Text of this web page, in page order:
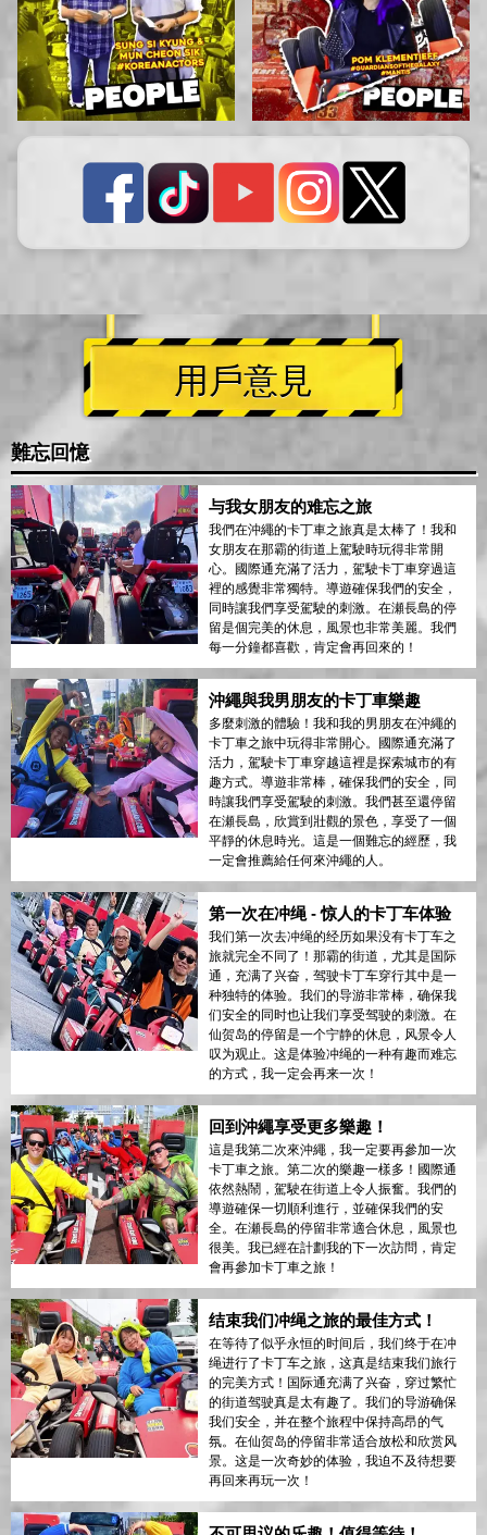
用戶意見
難忘回憶
与我女朋友的难忘之旅
我們在沖繩的卡丁車之旅真是太棒了！我和
女朋友在那霸的街道上駕駛時玩得非常開
心。國際通充滿了活力，駕駛卡丁車穿過這
裡的感覺非常獨特。導遊確保我們的安全，
同時讓我們享受駕駛的刺激。在瀬長島的停
留是個完美的休息，風景也非常美麗。我們
每一分鐘都喜歡，肯定會再回來的！
沖繩與我男朋友的卡丁車樂趣
多麼刺激的體驗！我和我的男朋友在沖繩的
卡丁車之旅中玩得非常開心。國際通充滿了
活力，駕駛卡丁車穿越這裡是探索城市的有
趣方式。導遊非常棒，確保我們的安全，同
時讓我們享受駕駛的刺激。我們甚至還停留
在瀬長島，欣賞到壯觀的景色，享受了一個
平靜的休息時光。這是一個難忘的經歷，我
一定會推薦給任何來沖繩的人。
第一次在冲绳 - 惊人的卡丁车体验
我们第一次去冲绳的经历如果没有卡丁车之
旅就完全不同了！那霸的街道，尤其是国际
通，充满了兴奋，驾驶卡丁车穿行其中是一
种独特的体验。我们的导游非常棒，确保我
们安全的同时也让我们享受驾驶的刺激。在
仙贺岛的停留是一个宁静的休息，风景令人
叹为观止。这是体验冲绳的一种有趣而难忘
的方式，我一定会再来一次！
回到沖繩享受更多樂趣！
這是我第二次來沖繩，我一定要再參加一次
卡丁車之旅。第二次的樂趣一樣多！國際通
依然熱鬧，駕駛在街道上令人振奮。我們的
導遊確保一切順利進行，並確保我們的安
全。在瀬長島的停留非常適合休息，風景也
很美。我已經在計劃我的下一次訪問，肯定
會再參加卡丁車之旅！
结束我们冲绳之旅的最佳方式！
在等待了似乎永恒的时间后，我们终于在冲
绳进行了卡丁车之旅，这真是结束我们旅行
的完美方式！国际通充满了兴奋，穿过繁忙
的街道驾驶真是太有趣了。我们的导游确保
我们安全，并在整个旅程中保持高昂的气
氛。在仙贺岛的停留非常适合放松和欣赏风
景。这是一次奇妙的体验，我迫不及待想要
再回来再玩一次！